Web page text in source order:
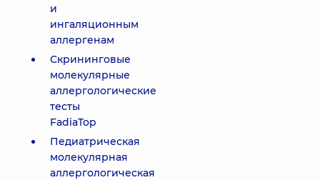
и
ингаляционным
аллергенам
Скрининговые
молекулярные
аллергологические
тесты
FadiaTop
Педиатрическая
молекулярная
аллергологическая